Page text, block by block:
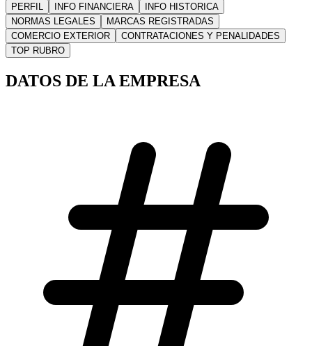
PERFIL INFO FINANCIERA
INFO HISTORICA
NORMAS LEGALES
MARCAS REGISTRADAS
COMERCIO EXTERIOR
CONTRATACIONES Y PENALIDADES
TOP RUBRO
DATOS DE LA EMPRESA